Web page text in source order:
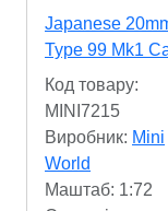
Japanese
Type 99 Mk1
Код товару:
MINI7215
Виробник: Mini
World
Маштаб: 1:72